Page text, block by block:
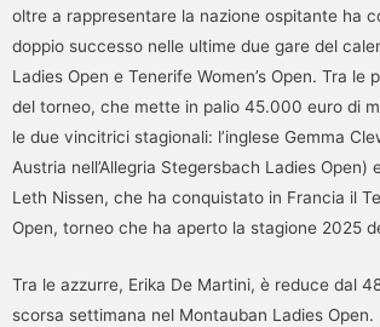
oltre a rappresentare la nazione ospitante ha
doppio successo nelle ultime due gare del
Ladies Open e Tenerife Women’s Open. Tra le
del torneo, che mette in palio 45.000 euro di
le due vincitrici stagionali: l’inglese Gemma
Austria nell’Allegria Stegersbach Ladies Open)
Leth Nissen, che ha conquistato in Francia il
Open, torneo che ha aperto la stagione 2025
Tra le azzurre, Erika De Martini, è reduce dal
scorsa settimana nel Montauban Ladies